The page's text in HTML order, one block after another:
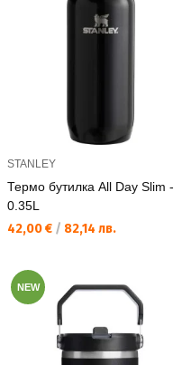
STANLEY
Термо бутилка All Day Slim -
0.35L
Текуща цена:
42,00 € / 82,14 лв.
NEW